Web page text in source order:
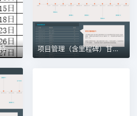
项目计划任务进度表甘特图1甘特图excel模板 项目管理（含里程碑）甘特图excel模板